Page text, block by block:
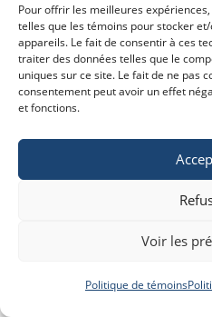
Pour offrir les meilleures
telles que les témoins pour stocker
appareils. Le fait de consentir à ces
traiter des données telles que le
uniques sur ce site. Le fait de ne pas
consentement peut avoir un effet
et fonctions.
Voir les
Politique de témoins
Tous les Renseignements
avec votre consentement
temps, d’accepter ou non,
Renseignement Personnel.
Site qui nécessitent que
Renseignement Personnel.
Lorsque vous nous